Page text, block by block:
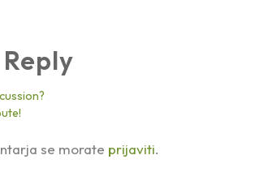
se morate prijaviti.